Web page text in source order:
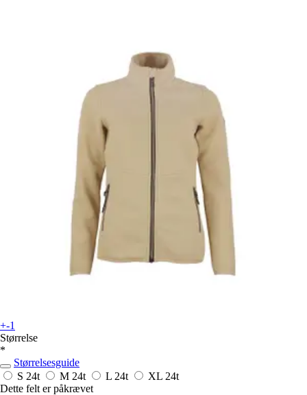
+-1
Størrelse
*
Størrelsesguide
S 24t M 24t L 24t XL 24t
Dette felt er påkrævet